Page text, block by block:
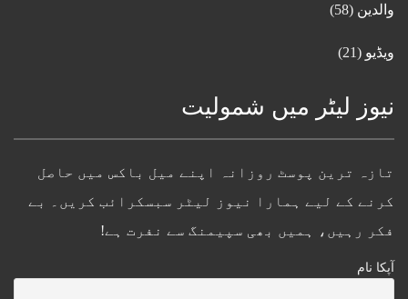
والدین (58)
ویڈیو (21)
نیوز لیٹر میں شمولیت
تازہ ترین پوسٹ روزانہ اپنے میل باکس میں حاصل
کرنے کے لیے ہمارا نیوز لیٹر سبسکرائب کریں۔ بے
فکر رہیں، ہمیں بھی سپیمنگ سے نفرت ہے!
آپکا نام